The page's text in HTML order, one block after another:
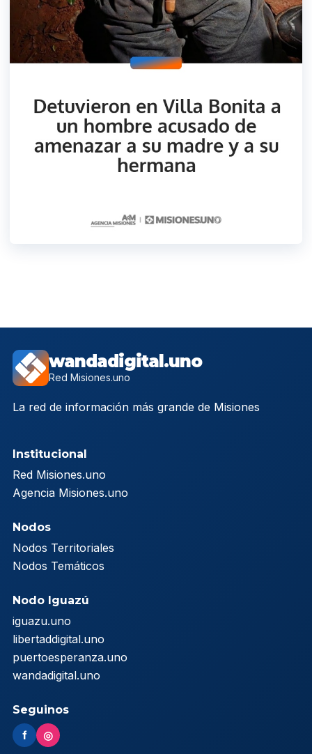
wandadigital.uno
Red Misiones.uno
La red de información más grande de Misiones
Institucional
Red Misiones.uno
Agencia Misiones.uno
Nodos
Nodos Territoriales
Nodos Temáticos
Nodo Iguazú
iguazu.uno
libertaddigital.uno
puertoesperanza.uno
wandadigital.uno
Seguinos
f ◎